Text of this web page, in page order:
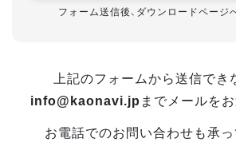
フォーム送信後、ダウンロードページ
上記のフォームから送信でき
info@kaonavi.jp までメールを
お電話でのお問い合わせも承っ